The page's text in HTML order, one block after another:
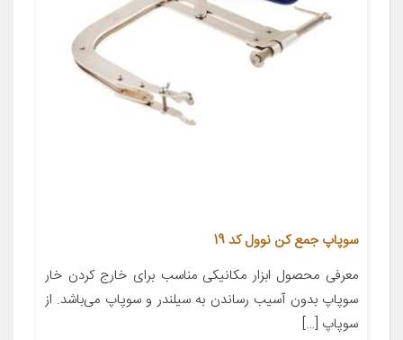
سوپاپ جمع کن نوول کد 19
معرفی محصول ابزار مکانیکی مناسب برای خارج کردن خار
سوپاپ بدون آسیب رساندن به سیلندر و سوپاپ می‌باشد. از
سوپاپ […]